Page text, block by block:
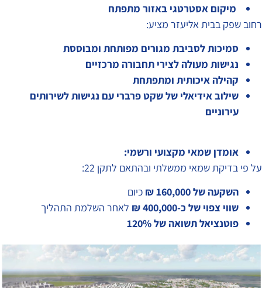
מיקום אסטרטגי באזור מתפתח
רחוב שפק בבית אליעזר מציע:
סמיכות לסביבת מגורים מפותחת ומבוססת
נגישות מעולה לצירי תחבורה מרכזיים
קהילה איכותית ומתפתחת
שילוב אידיאלי של שקט פרברי עם נגישות לשירותים
עירוניים
אומדן שמאי מקצועי ורשמי:
על פי בדיקת שמאי ממשלתי ובהתאם לתקן 22:
השקעה של 160,000 ₪
כיום
שווי צפוי של כ-400,000 ₪
לאחר השלמת התהליך
פוטנציאל תשואה של 120%